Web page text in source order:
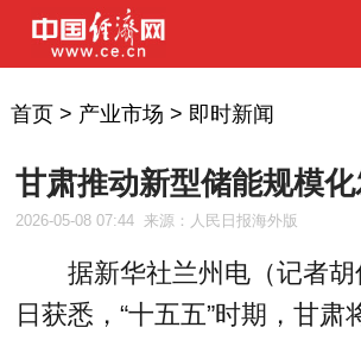
首页> 产业市场 > 即时新闻
甘肃推动新型储能规模
2026-05-08 07:44 来源：人民日报海外版
据新华社兰州电（记者胡
日获悉，“十五五”时期，甘肃